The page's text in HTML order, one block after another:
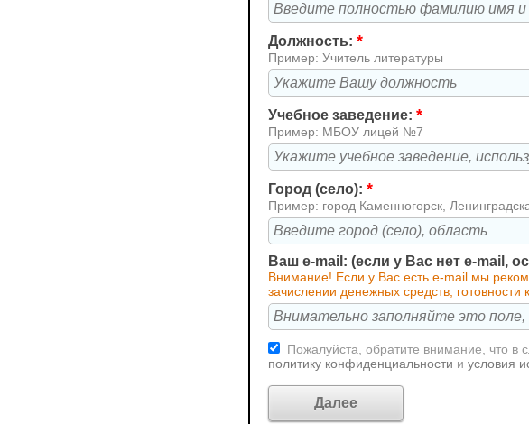
Должность: *
Пример: Учитель литературы
Учебное заведение: *
Пример: МБОУ лицей №7
Город (село): *
Пример: город Каменногорск,
Ваш e-mail: (если у Вас нет e-mail,
Внимание! Если у Вас есть e-mail мы
зачислении денежных средств,
Пожалуйста, обратите внимание, что в
политику конфиденциальности и условия